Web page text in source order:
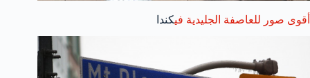
أقوى صور للعاصفة الجليدية فيكندا